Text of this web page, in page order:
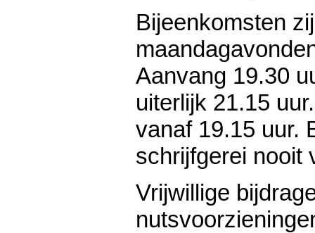
Bijeenkomsten
Aanvang 19.30
uiterlijk 21.15
vanaf 19.15 uur.
schrijfgerei nooit
Vrijwillige